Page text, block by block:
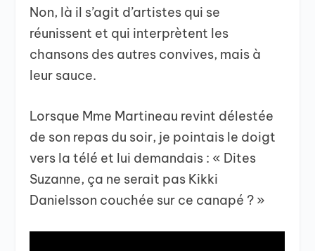
Non, là il s’agit d’artistes qui se
réunissent et qui interprètent les
chansons des autres convives, mais à
leur sauce.
Lorsque Mme Martineau revint délestée
de son repas du soir, je pointais le doigt
vers la télé et lui demandais : « Dites
Suzanne, ça ne serait pas Kikki
Danielsson couchée sur ce canapé ? »